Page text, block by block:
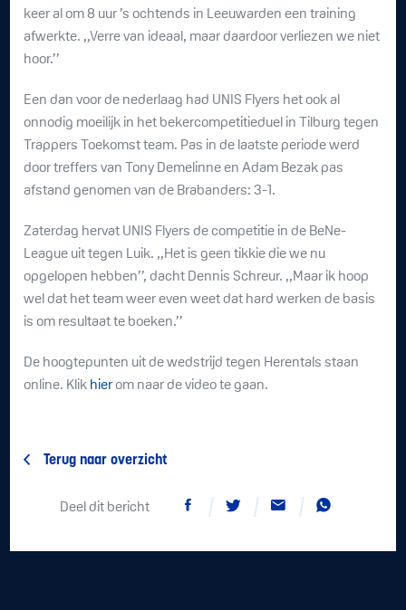
keer al om 8 uur ’s ochtends in Leeuwarden een training
afwerkte. ,,Verre van ideaal, maar daardoor verliezen we niet
hoor.’’
Een dan voor de nederlaag had UNIS Flyers het ook al
onnodig moeilijk in het bekercompetitieduel in Tilburg tegen
Trappers Toekomst team. Pas in de laatste periode werd
door treffers van Tony Demelinne en Adam Bezak pas
afstand genomen van de Brabanders: 3-1.
Zaterdag hervat UNIS Flyers de competitie in de BeNe-
League uit tegen Luik. ,,Het is geen tikkie die we nu
opgelopen hebben’’, dacht Dennis Schreur. ,,Maar ik hoop
wel dat het team weer even weet dat hard werken de basis
is om resultaat te boeken.’’
De hoogtepunten uit de wedstrijd tegen Herentals staan
online. Klik hierom naar de video te gaan.
Terug naar overzicht
Deel dit bericht